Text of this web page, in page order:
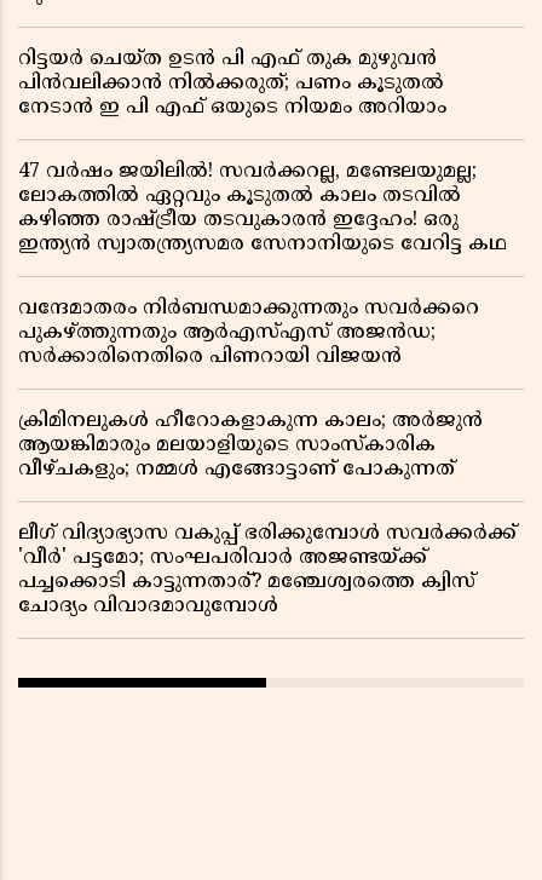
റിട്ടയർ ചെയ്ത ഉടൻ പി എഫ് തുക മുഴുവൻ
പിൻവലിക്കാൻ നിൽക്കരുത്; പണം കൂടുതൽ
നേടാൻ ഇ പി എഫ് ഒയുടെ നിയമം അറിയാം
47 വർഷം ജയിലിൽ! സവർക്കറല്ല, മണ്ടേലയുമല്ല;
ലോകത്തിൽ ഏറ്റവും കൂടുതൽ കാലം തടവിൽ
കഴിഞ്ഞ രാഷ്ട്രീയ തടവുകാരൻ ഇദ്ദേഹം! ഒരു
ഇന്ത്യൻ സ്വാതന്ത്ര്യസമര സേനാനിയുടെ വേറിട്ട കഥ
വന്ദേമാതരം നിർബന്ധമാക്കുന്നതും സവർക്കറെ
പുകഴ്ത്തുന്നതും ആർഎസ്എസ് അജൻഡ;
സർക്കാരിനെതിരെ പിണറായി വിജയൻ
ക്രിമിനലുകൾ ഹീറോകളാകുന്ന കാലം; അർജുൻ
ആയങ്കിമാരും മലയാളിയുടെ സാംസ്കാരിക
വീഴ്ചകളും; നമ്മൾ എങ്ങോട്ടാണ് പോകുന്നത്
ലീഗ് വിദ്യാഭ്യാസ വകുപ്പ് ഭരിക്കുമ്പോൾ സവർക്കർക്ക്
'വീർ' പട്ടമോ; സംഘപരിവാർ അജണ്ടയ്ക്ക്
പച്ചക്കൊടി കാട്ടുന്നതാര്? മഞ്ചേശ്വരത്തെ ക്വിസ്
ചോദ്യം വിവാദമാവുമ്പോൾ